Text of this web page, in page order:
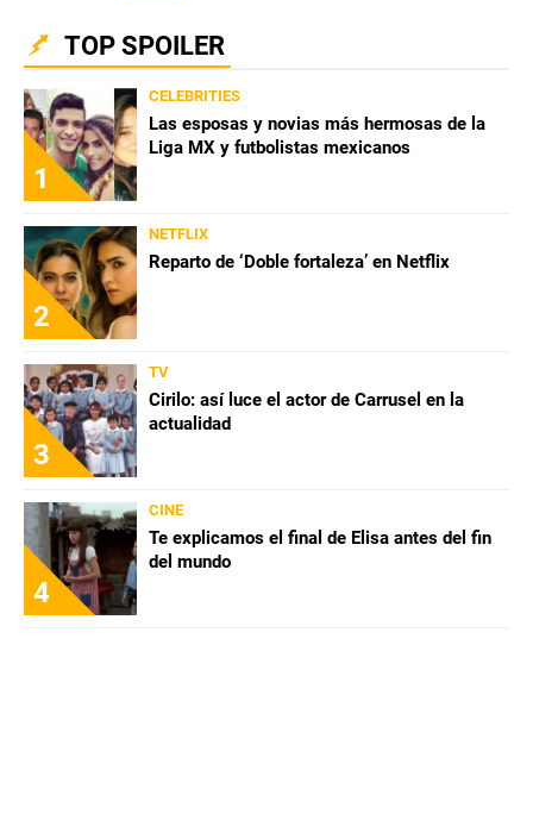
TOP SPOILER
1
CELEBRITIES
Las esposas y novias más hermosas de la
Liga MX y futbolistas mexicanos
2
NETFLIX
Reparto de ‘Doble fortaleza’ en Netflix
3
TV
Cirilo: así luce el actor de Carrusel en la
actualidad
4
CINE
Te explicamos el final de Elisa antes del fin
del mundo